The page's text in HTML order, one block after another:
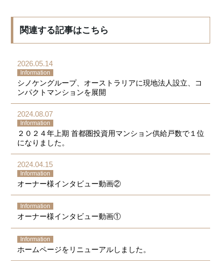
関連する記事はこちら
2026.05.14
Information
シノケングループ、オーストラリアに現地法人設立、コ
ンパクトマンションを展開
2024.08.07
Information
２０２４年上期 首都圏投資用マンション供給戸数で１位
になりました。
2024.04.15
Information
オーナー様インタビュー動画②
Information
オーナー様インタビュー動画①
Information
ホームページをリニューアルしました。